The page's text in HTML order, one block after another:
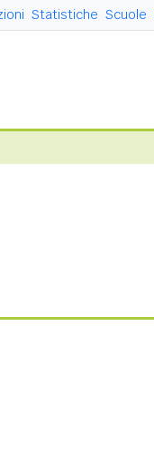
Statistiche Scuole